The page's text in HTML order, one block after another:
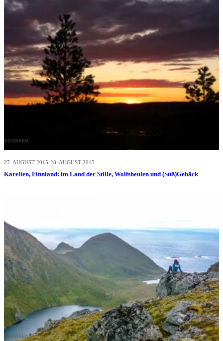
GEDANKEN
27. AUGUST 2015 28. AUGUST 2015
Karelien, Finnland: im Land der Stille, Wolfsheulen und (Süß)Gebäck
GEDANKEN